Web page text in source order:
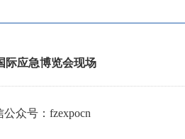
际应急博览会现场
众号：fzexpocn